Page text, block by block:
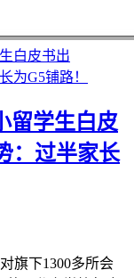
白皮书出
为G5铺路！
留学生白皮
：过半家长
旗下1300多所会